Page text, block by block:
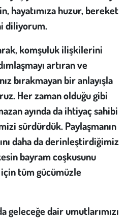
hayatımıza huzur, bereket
diliyorum.
komşuluk ilişkilerini
artıran ve
bırakmayan bir anlayışla
Her zaman olduğu gibi
ayında da ihtiyaç sahibi
sürdürdük. Paylaşmanın
daha da derinleştirdiğimiz
bayram coşkusunu
için tüm gücümüzle
geleceğe dair umutlarımızı